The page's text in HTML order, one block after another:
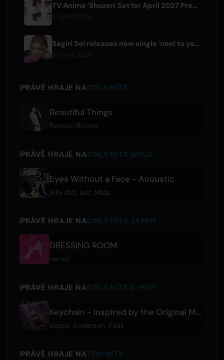
TV Anime 'Shozen' Set for April 2027 Premiere on Fuji TV
Sagiri Sol releases new single 'next to your love' after hiatus
PRÁVĚ HRAJE NAONLY HITS
Beautiful Things
Benson Boone
PRÁVĚ HRAJE NAONLY HITS GOLD
Eyes Without a Face - Acoustic
Billy Idol Eric Maia
PRÁVĚ HRAJE NAONLY HITS JAPAN
DRESSING ROOM
natori
PRÁVĚ HRAJE NAONLY HITS K-POP
Keychain - Inspired by the Original Motion Picture K-POPS!
aespa Anderson .Paak
PRÁVĚ HRAJE NATOP HITS